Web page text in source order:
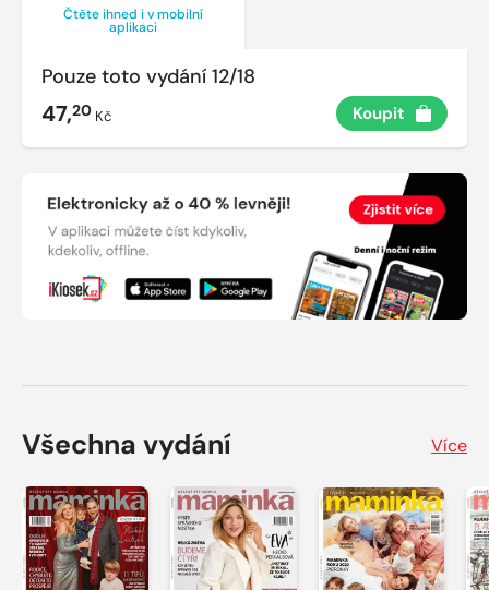
Čtěte ihned i v mobilní
aplikaci
Pouze toto vydání 12/18
47,20 Kč Koupit
Všechna vydání Více